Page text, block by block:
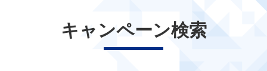
キャンペーン検索